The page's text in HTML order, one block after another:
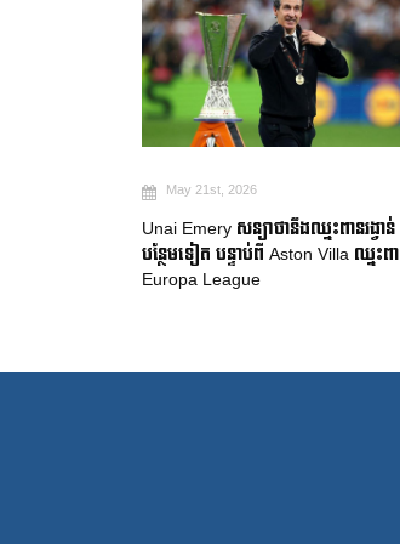
May 20th, 2026
Arsenal បញ្ចប់ការរង់ចាំ ២២ ឆ្នាំ ដើម្បី
ឈ្នះពាន Premier League